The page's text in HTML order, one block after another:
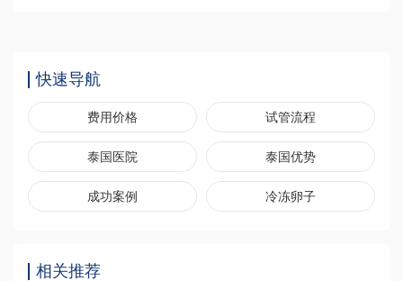
快速导航
费用价格 试管流程
泰国医院 泰国优势
成功案例 冷冻卵子
相关推荐